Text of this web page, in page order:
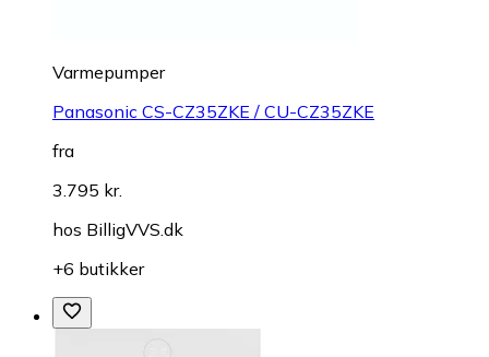
Varmepumper
Panasonic CS-CZ35ZKE / CU-CZ35ZKE
fra
3.795 kr.
hos BilligVVS.dk
+6 butikker